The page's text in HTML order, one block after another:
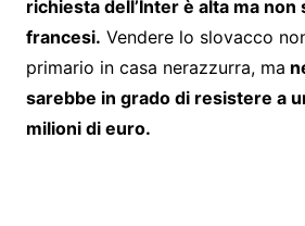
richiesta dell’Inter è alta ma non
francesi. Vendere lo slovacco
primario in casa nerazzurra, ma
sarebbe in grado di resistere a
milioni di euro.